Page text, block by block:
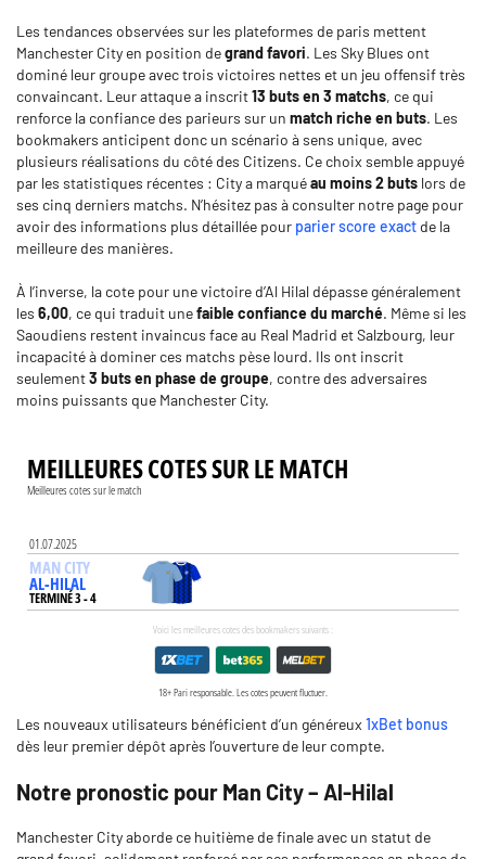
Les tendances observées sur les plateformes de paris mettent
Manchester City en position degrand favori. Les Sky Blues ont
dominé leur groupe avec trois victoires nettes et un jeu offensif très
convaincant. Leur attaque a inscrit13 buts en 3 matchs, ce qui
renforce la confiance des parieurs sur un match riche en buts. Les
bookmakers anticipent donc un scénario à sens unique, avec
plusieurs réalisations du côté des Citizens. Ce choix semble appuyé
par les statistiques récentes : City a marquéau moins 2 buts lors de
ses cinq derniers matchs. N’hésitez pas à consulter notre page pour
avoir des informations plus détaillée pour parier score exact de la
meilleure des manières.
À l’inverse, la cote pour une victoire d’Al Hilal dépasse généralement
les 6,00, ce qui traduit unefaible confiance du marché. Même si les
Saoudiens restent invaincus face au Real Madrid et Salzbourg, leur
incapacité à dominer ces matchs pèse lourd. Ils ont inscrit
seulement3 buts en phase de groupe, contre des adversaires
moins puissants que Manchester City.
Les nouveaux utilisateurs bénéficient d’un généreux 1xBet bonus
dès leur premier dépôt après l’ouverture de leur compte.
Notre pronostic pour Man City – Al-Hilal
Manchester City aborde ce huitième de finale avec un statut de